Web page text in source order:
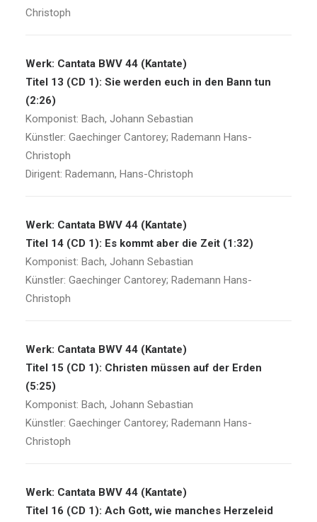
Christoph
Werk: Cantata BWV 44 (Kantate)
Titel 13 (CD 1): Sie werden euch in den Bann tun
(2:26)
Komponist: Bach, Johann Sebastian
Künstler: Gaechinger Cantorey; Rademann Hans-
Christoph
Dirigent: Rademann, Hans-Christoph
Werk: Cantata BWV 44 (Kantate)
Titel 14 (CD 1): Es kommt aber die Zeit (1:32)
Komponist: Bach, Johann Sebastian
Künstler: Gaechinger Cantorey; Rademann Hans-
Christoph
Werk: Cantata BWV 44 (Kantate)
Titel 15 (CD 1): Christen müssen auf der Erden
(5:25)
Komponist: Bach, Johann Sebastian
Künstler: Gaechinger Cantorey; Rademann Hans-
Christoph
Werk: Cantata BWV 44 (Kantate)
Titel 16 (CD 1): Ach Gott, wie manches Herzeleid